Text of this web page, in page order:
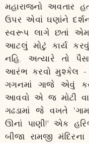
મહારાજનો અવતાર
ઉપર એવાં ઘણાંને
સ્વરૂપ લાગે છતાં
આટલું મોટું કાર્ય
નહિ. અત્યારે તો
આરંભ કરવો મુશ્કેલ
ગગનમાં ગાજે એવું
આવવો એ જ મોટી
ગઢડામાં જે વખતે
ઊનાં પાણી!' એક
બીજા રામજી